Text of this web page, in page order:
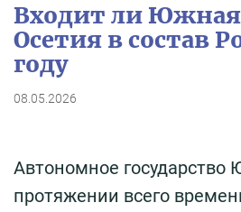
Входит ли Южная
Осетия в состав
году
08.05.2026
Автономное государство
протяжении всего